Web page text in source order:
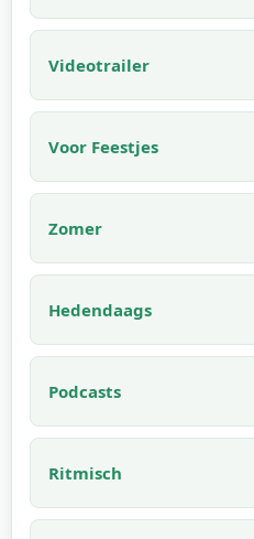
Videotrailer
Voor Feestjes
Zomer
Hedendaags
Podcasts
Ritmisch